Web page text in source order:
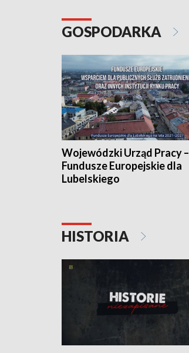
GOSPODARKA
Wojewódzki Urząd Pracy –
Fundusze Europejskie dla
Lubelskiego
HISTORIA